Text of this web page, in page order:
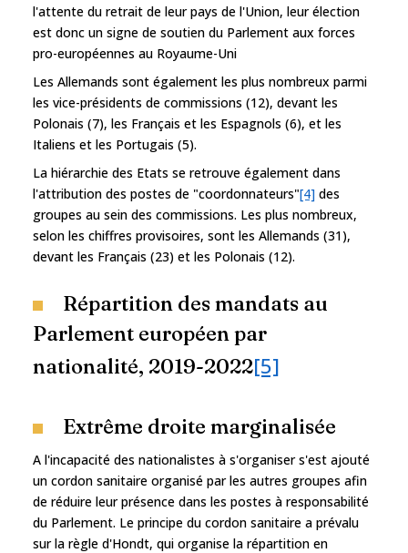
l'attente du retrait de leur pays de l'Union, leur élection
est donc un signe de soutien du Parlement aux forces
pro-européennes au Royaume-Uni
Les Allemands sont également les plus nombreux parmi
les vice-présidents de commissions (12), devant les
Polonais (7), les Français et les Espagnols (6), et les
Italiens et les Portugais (5).
La hiérarchie des Etats se retrouve également dans
l'attribution des postes de "coordonnateurs"[4] des
groupes au sein des commissions. Les plus nombreux,
selon les chiffres provisoires, sont les Allemands (31),
devant les Français (23) et les Polonais (12).
Répartition des mandats au
Parlement européen par
nationalité, 2019-2022[5]
Extrême droite marginalisée
A l'incapacité des nationalistes à s'organiser s'est ajouté
un cordon sanitaire organisé par les autres groupes afin
de réduire leur présence dans les postes à responsabilité
du Parlement. Le principe du cordon sanitaire a prévalu
sur la règle d'Hondt, qui organise la répartition en